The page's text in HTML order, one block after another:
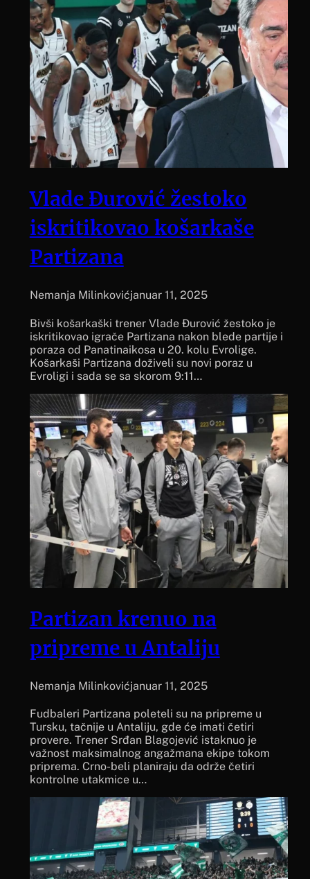
Vlade Đurović žestoko
iskritikovao košarkaše
Partizana
Nemanja Milinkovićjanuar 11, 2025
Bivši košarkaški trener Vlade Đurović žestoko je
iskritikovao igrače Partizana nakon blede partije i
poraza od Panatinaikosa u 20. kolu Evrolige.
Košarkaši Partizana doživeli su novi poraz u
Evroligi i sada se sa skorom 9:11…
Partizan krenuo na
pripreme u Antaliju
Nemanja Milinkovićjanuar 11, 2025
Fudbaleri Partizana poleteli su na pripreme u
Tursku, tačnije u Antaliju, gde će imati četiri
provere. Trener Srđan Blagojević istaknuo je
važnost maksimalnog angažmana ekipe tokom
priprema. Crno-beli planiraju da održe četiri
kontrolne utakmice u…